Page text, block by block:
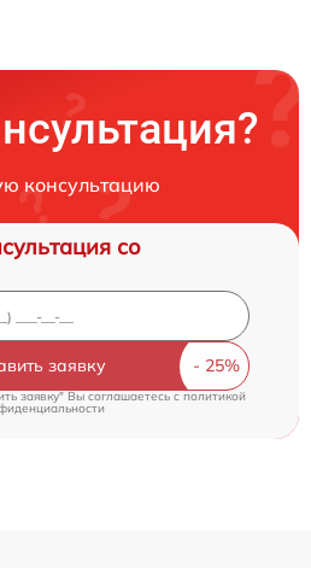
консультацию
со
заявку
заявку" Вы соглашаетесь c политикой